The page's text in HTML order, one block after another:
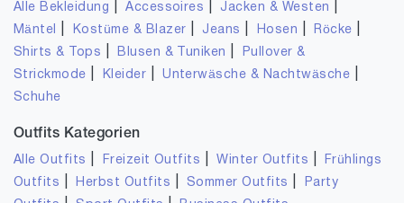
Alle Bekleidung |Accessoires Jacken & Westen
Mäntel Kostüme & Blazer Jeans Hosen Röcke
Shirts & Tops Blusen & Tuniken
Pullover &
Strickmode
Kleider |Unterwäsche & Nachtwäsche
Schuhe
Outfits Kategorien
Alle Outfits Freizeit Outfits |Winter Outfits
Frühlings
Outfits
Herbst Outfits Sommer Outfits
Party